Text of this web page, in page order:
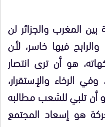
المغرب والجزائر لن
فيها خاسر، لأن
هو أن ترى انتصار
الرخاء والإستقرار،
أن تلبي للشعب مطالبه
هو إسعاد المجتمع